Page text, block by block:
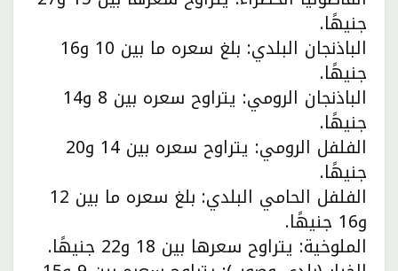
جنيهًا.
الباذنجان البلدي: بلغ سعره ما بين 10 و16
جنيهًا.
الباذنجان الرومي: يتراوح سعره بين 8 و14
جنيهًا.
الفلفل الرومي: يتراوح سعره بين 14 و20
جنيهًا.
الفلفل الحامي البلدي: بلغ سعره ما بين 12
و16 جنيهًا.
الملوخية: يتراوح سعرها بين 18 و22 جنيهًا.